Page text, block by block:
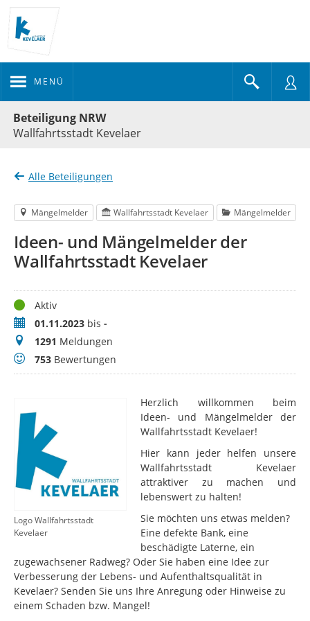
MENÜ
Beteiligung NRW
Wallfahrtsstadt Kevelaer
Alle Beteiligungen
Mängelmelder Wallfahrtsstadt Kevelaer Mängelmelder
Ideen- und Mängelmelder der
Wallfahrtsstadt Kevelaer
StatusAktiv
Zeitraum01.11.2023 bis -
Meldungen
1291 Meldungen
Bewertungen
753 Bewertungen
Logo Wallfahrtsstadt
Kevelaer
Herzlich willkommen beim
Ideen- und Mängelmelder der
Wallfahrtsstadt Kevelaer!
Hier kann jeder helfen unsere
Wallfahrtsstadt Kevelaer
attraktiver zu machen und
lebenswert zu halten!
Sie möchten uns etwas melden?
Eine defekte Bank, eine
beschädigte Laterne, ein
zugewachsener Radweg? Oder Sie haben eine Idee zur
Verbesserung der Lebens- und Aufenthaltsqualität in
Kevelaer? Senden Sie uns Ihre Anregung oder Hinweise zu
einem Schaden bzw. Mangel!